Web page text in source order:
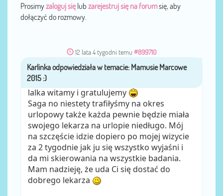
Prosimyzaloguj sięlub zarejestruj się na forumsię, aby
dołączyć do rozmowy.
12 lata 4 tygodni temu #899710
przez Karlinka
lalka witamy i gratulujemy
Saga no niestety trafiłyśmy na okres
urlopowy także każda pewnie będzie miała
swojego lekarza na urlopie niedługo. Mój
na szczęście idzie dopiero po mojej wizycie
za 2 tygodnie jak ju się wszystko wyjaśni i
da mi skierowania na wszystkie badania.
Mam nadzieję, że uda Ci się dostać do
dobrego lekarza